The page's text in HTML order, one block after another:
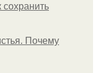
сохранить
Почему